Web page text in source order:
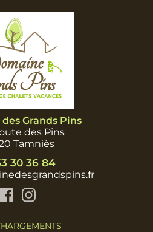
Grands Pins
des Pins
Tamniès
30 36 84